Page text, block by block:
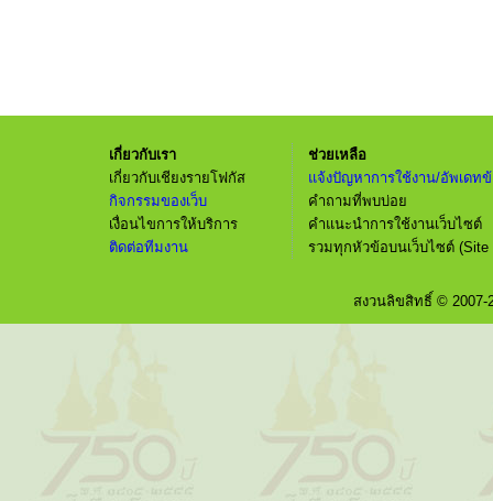
เกี่ยวกับเรา
เกี่ยวกับเชียงรายโฟกัส
กิจกรรมของเว็บ
เงื่อนไขการให้บริการ
ติดต่อทีมงาน
ช่วยเหลือ
แจ้งปัญหาการใช้งาน/อัพเดท
คำถามที่พบบ่อย
คำแนะนำการใช้งานเว็บไซต์
รวมทุกหัวข้อบนเว็บไซต์ (Site
สงวนลิขสิทธิ์ © 2007-